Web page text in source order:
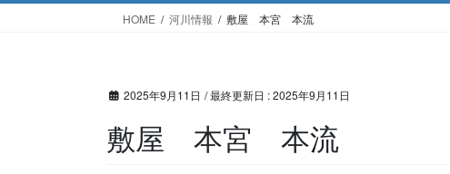
HOME 河川情報 敷屋 本宮 本流
2025年9月11日 / 最終更新日 :2025年9月11日
敷屋 本宮 本流